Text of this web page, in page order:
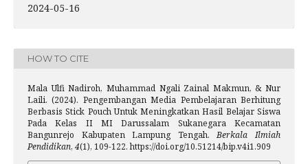
2024-05-16
HOW TO CITE
Mala Ulfi Nadiroh, Muhammad Ngali Zainal Makmun, & Nur
Laili. (2024). Pengembangan Media Pembelajaran Berhitung
Berbasis Stick Pouch Untuk Meningkatkan Hasil Belajar Siswa
Pada Kelas II MI Darussalam Sukanegara Kecamatan
Bangunrejo Kabupaten Lampung Tengah.Berkala Ilmiah
Pendidikan, 4(1), 109-122. https://doi.org/10.51214/bip.v4i1.909